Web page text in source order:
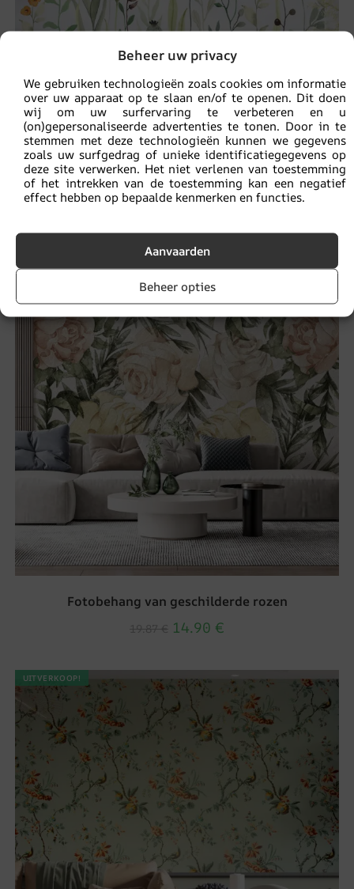
Beheer uw privacy
We gebruiken technologieën zoals cookies om informatie
over uw apparaat op te slaan en/of te openen. Dit doen
wij om uw surfervaring te verbeteren en u
(on)gepersonaliseerde advertenties te tonen. Door in te
stemmen met deze technologieën kunnen we gegevens
zoals uw surfgedrag of unieke identificatiegegevens op
deze site verwerken. Het niet verlenen van toestemming
of het intrekken van de toestemming kan een negatief
effect hebben op bepaalde kenmerken en functies.
Aanvaarden
Beheer opties
Fotobehang op een weiland
14.90
Fotobehang van geschilderde rozen
14.90 €
UITVERKOOP!